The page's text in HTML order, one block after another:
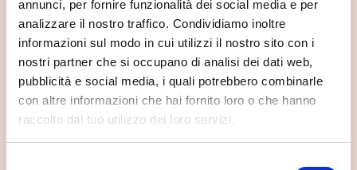
annunci, per fornire funzionalità dei social media e per
analizzare il nostro traffico. Condividiamo inoltre
informazioni sul modo in cui utilizzi il nostro sito con i
nostri partner che si occupano di analisi dei dati web,
pubblicità e social media, i quali potrebbero combinarle
con altre informazioni che hai fornito loro o che hanno
raccolto dal tuo utilizzo dei loro servizi.